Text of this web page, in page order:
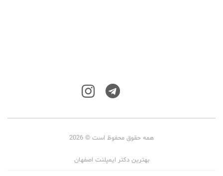
همه حقوق محفوظ است © 2026
بهترین دکتر ایمپلنت اصفهان